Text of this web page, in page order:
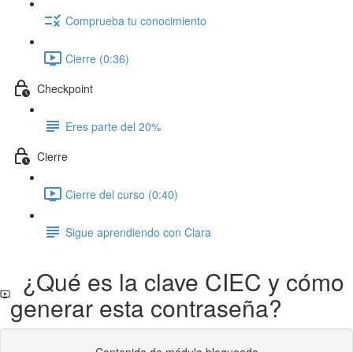
Comprueba tu conocimiento
Cierre (0:36)
Checkpoint
Eres parte del 20%
Cierre
Cierre del curso (0:40)
Sigue aprendiendo con Clara
¿Qué es la clave CIEC y cómo
generar esta contraseña?